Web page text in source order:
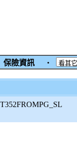
保險資訊 ‧